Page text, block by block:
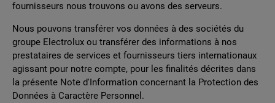
fournisseurs nous trouvons ou avons des serveurs.
Nous pouvons transférer vos données à des sociétés du
groupe Electrolux ou transférer des informations à nos
prestataires de services et fournisseurs tiers internationaux
agissant pour notre compte, pour les finalités décrites dans
la présente Note d'Information concernant la Protection des
Données à Caractère Personnel.